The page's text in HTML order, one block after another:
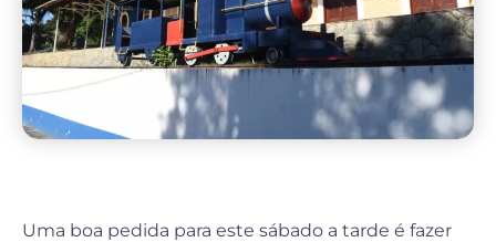
Uma boa pedida para este sábado a tarde é fazer